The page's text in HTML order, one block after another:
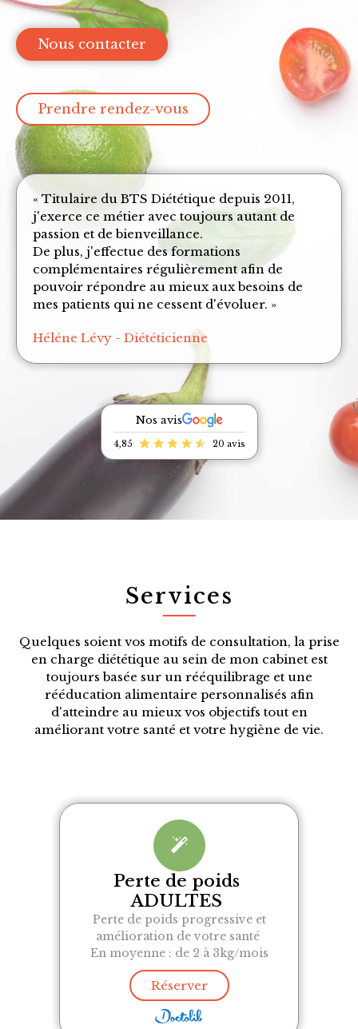
Nous contacter
Prendre rendez-vous
« Titulaire du BTS Diététique depuis 2011,
j'exerce ce métier avec toujours autant de
passion et de bienveillance.
De plus, j'effectue des formations
complémentaires régulièrement afin de
pouvoir répondre au mieux aux besoins de
mes patients qui ne cessent d'évoluer. »
Héléne Lévy - Diététicienne
Nos avis
4,85 20 avis
Services
Quelques soient vos motifs de consultation, la prise
en charge diététique au sein de mon cabinet est
toujours basée sur un rééquilibrage et une
rééducation alimentaire personnalisés afin
d'atteindre au mieux vos objectifs tout en
améliorant votre santé et votre hygiène de vie.
Perte de poids
ADULTES
Perte de poids progressive et
amélioration de votre santé
En moyenne : de 2 à 3kg/mois
Réserver